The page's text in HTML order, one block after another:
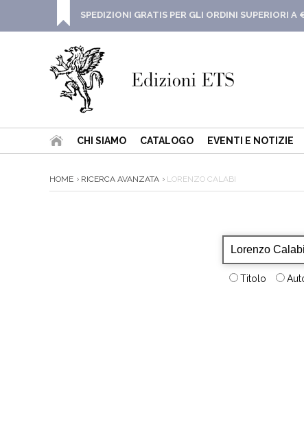
SPEDIZIONI GRATIS PER GLI ORDINI SUPERIORI A
CHI SIAMO CATALOGO EVENTI E NOTIZIE
HOME RICERCA AVANZATA LORENZO CALABI
Titolo